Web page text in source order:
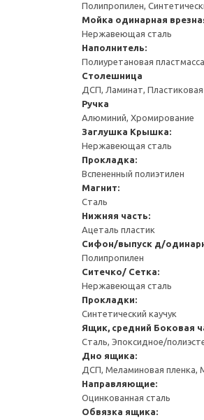
Полипропилен,
Мойка одинарная
Нержавеющая сталь
Наполнитель:
Полиуретановая пластмасса
Столешница
ДСП, Ламинат,
Ручка
Алюминий, Хромирование
Заглушка Крышка:
Нержавеющая сталь
Прокладка:
Вспененный полиэтилен
Магнит:
Сталь
Нижняя часть:
Ацеталь пластик
Сифон/выпуск д/
Полипропилен
Ситечко/ Сетка:
Нержавеющая сталь
Прокладки:
Синтетический каучук
Ящик, средний Боковая
Сталь, Эпоксидное/
Дно ящика:
ДСП, Меламиновая пленка,
Направляющие:
Оцинкованная сталь
Обвязка ящика: